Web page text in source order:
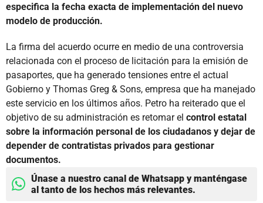
especifica la fecha exacta de implementación del nuevo
modelo de producción.
La firma del acuerdo ocurre en medio de una controversia
relacionada con el proceso de licitación para la emisión de
pasaportes, que ha generado tensiones entre el actual
Gobierno y Thomas Greg & Sons, empresa que ha manejado
este servicio en los últimos años. Petro ha reiterado que el
objetivo de su administración es retomar el control estatal
sobre la información personal de los ciudadanos y dejar de
depender de contratistas privados para gestionar
documentos.
Únase a nuestro canal de Whatsapp y manténgase
al tanto de los hechos más relevantes.